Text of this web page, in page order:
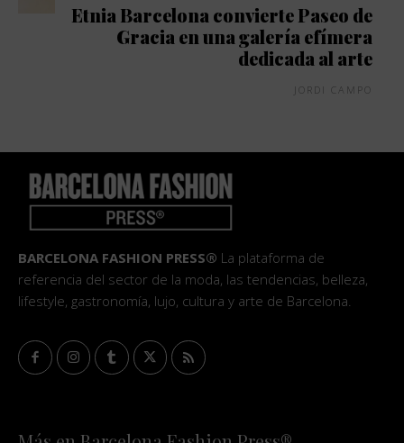
Etnia Barcelona convierte Paseo de
Gracia en una galería efímera
dedicada al arte
JORDI CAMPO
BARCELONA FASHION PRESS® La plataforma de
referencia del sector de la moda, las tendencias, belleza,
lifestyle, gastronomía, lujo, cultura y arte de Barcelona.